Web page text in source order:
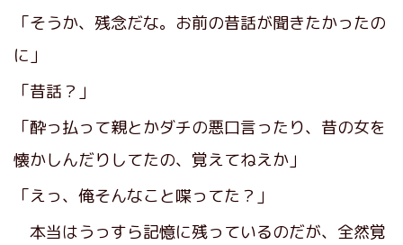
「そうか、残念だな。お前の昔話が聞きたかったの
に」
「昔話？」
「酔っ払って親とかダチの悪口言ったり、昔の女を
懐かしんだりしてたの、覚えてねえか」
「えっ、俺そんなこと喋ってた？」
本当はうっすら記憶に残っているのだが、全然覚